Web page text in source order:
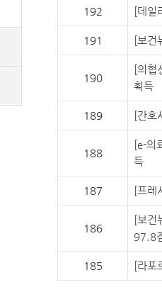
192 [데일
191 [보건
190
[의협
획득
189 [간호
188
[e-의
득
187 [프레
186
[보건
97.8
185 [라포